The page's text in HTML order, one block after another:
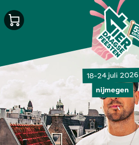
18-24 juli 2026
nijmegen